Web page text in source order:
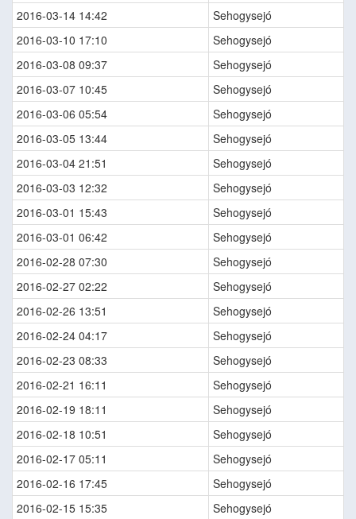
2016-03-14 14:42
Sehogysejó
2016-03-10 17:10
Sehogysejó
2016-03-08 09:37
Sehogysejó
2016-03-07 10:45
Sehogysejó
2016-03-06 05:54
Sehogysejó
2016-03-05 13:44
Sehogysejó
2016-03-04 21:51
Sehogysejó
2016-03-03 12:32
Sehogysejó
2016-03-01 15:43
Sehogysejó
2016-03-01 06:42
Sehogysejó
2016-02-28 07:30
Sehogysejó
2016-02-27 02:22
Sehogysejó
2016-02-26 13:51
Sehogysejó
2016-02-24 04:17
Sehogysejó
2016-02-23 08:33
Sehogysejó
2016-02-21 16:11
Sehogysejó
2016-02-19 18:11
Sehogysejó
2016-02-18 10:51
Sehogysejó
2016-02-17 05:11
Sehogysejó
2016-02-16 17:45
Sehogysejó
2016-02-15 15:35
Sehogysejó